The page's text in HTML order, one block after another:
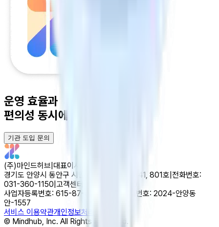
운영 효율과
편의성 동시에 잡으세요.
기관 도입 문의
(주)마인드허브 대표이사 이해성
경기도 안양시 동안구 시민대로327번길 11-41, 801호 전화번호:
031-360-1150 고객센터: 031-426-1150
사업자등록번호: 615-87-01535
통신판매번호: 2024-안양동
안-1557
서비스 이용약관개인정보처리방침
© Mindhub, Inc. All Rights Reserved.